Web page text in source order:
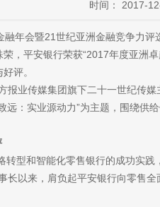
时间： 2017-
年会暨21世纪亚洲金融竞争力
，平安银行荣获“2017年度亚洲
评。
报业传媒集团旗下二十一世纪传
远：实业源动力”为主题，围绕
和智能化零售银行的成功实践
长以来，肩负起平安银行向零售